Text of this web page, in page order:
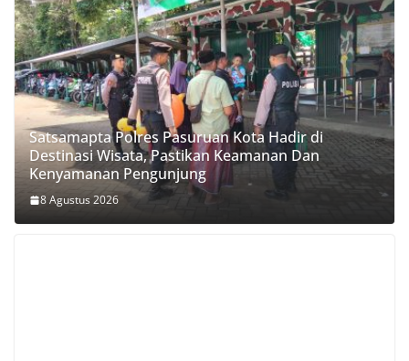
Satsamapta Polres Pasuruan Kota Hadir di
Destinasi Wisata, Pastikan Keamanan Dan
Kenyamanan Pengunjung
8 Agustus 2026